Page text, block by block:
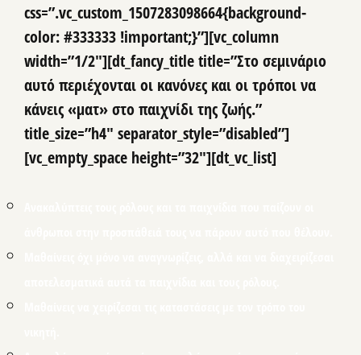
css=”.vc_custom_1507283098664{background-
color: #333333 !important;}”][vc_column
width=”1/2″][dt_fancy_title title=”Στο σεμινάριο
αυτό περιέχονται οι κανόνες και οι τρόποι να
κάνεις «ματ» στο παιχνίδι της ζωής.”
title_size=”h4″ separator_style=”disabled”]
[vc_empty_space height=”32″][dt_vc_list]